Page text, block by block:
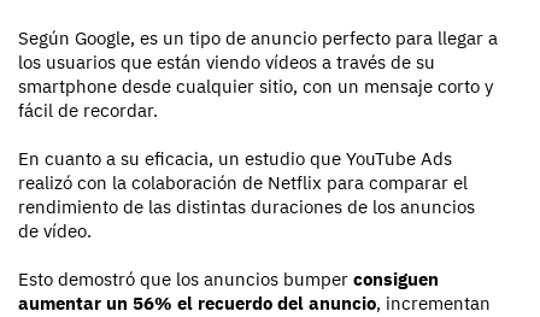
Según Google, es un tipo de anuncio perfecto para llegar a
los usuarios que están viendo vídeos a través de su
smartphone desde cualquier sitio, con un mensaje corto y
fácil de recordar.
En cuanto a su eficacia, un estudio que YouTube Ads
realizó con la colaboración de Netflix para comparar el
rendimiento de las distintas duraciones de los anuncios
de vídeo.
Esto demostró que los anuncios bumper consiguen
aumentar un 56% el recuerdo del anuncio, incrementan